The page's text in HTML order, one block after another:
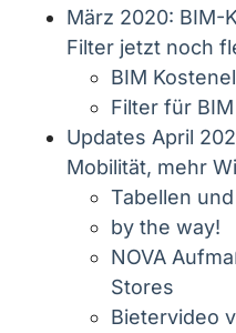
März 2020: BIM-
Filter jetzt noch
BIM
Filter für
Updates April
Mobilität, mehr
Tabellen
by the way!
NOVA
Stores
Bietervideo